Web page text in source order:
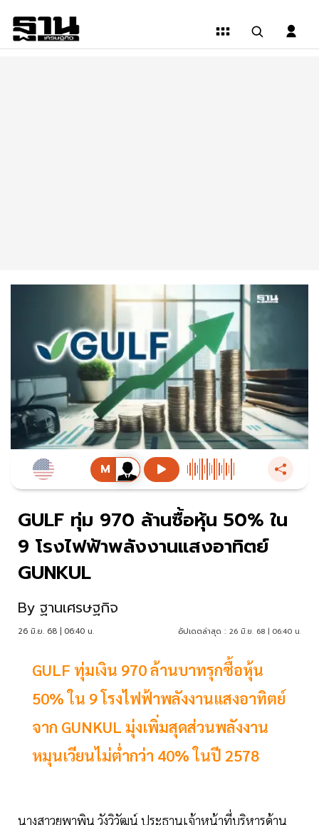
GULF ทุ่ม 970 ล้านซื้อหุ้น 50% ใน
9 โรงไฟฟ้าพลังงานแสงอาทิตย์
GUNKUL
By ฐานเศรษฐกิจ
26 มิ.ย. 68 | 06:40 น. อัปเดตล่าสุด : 26 มิ.ย. 68 | 06:40 น.
GULF ทุ่มเงิน 970 ล้านบาทรุกซื้อหุ้น
50% ใน 9 โรงไฟฟ้าพลังงานแสงอาทิตย์
จาก GUNKUL มุ่งเพิ่มสุดส่วนพลังงาน
หมุนเวียนไม่ต่ำกว่า 40% ในปี 2578
นางสาวยุพาพิน วังวิวัฒน์ ประธานเจ้าหน้าที่บริหารด้าน